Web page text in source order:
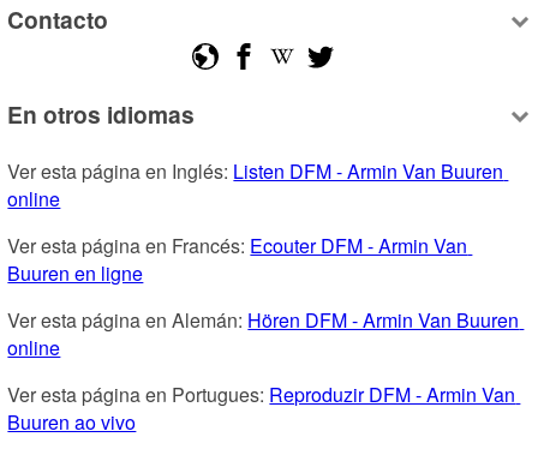
Contacto
En otros idiomas
Ver esta página en Inglés: Listen DFM - Armin Van Buuren
online
Ver esta página en Francés: Ecouter DFM - Armin Van
Buuren en ligne
Ver esta página en Alemán: Hören DFM - Armin Van Buuren
online
Ver esta página en Portugues: Reproduzir DFM - Armin Van
Buuren ao vivo